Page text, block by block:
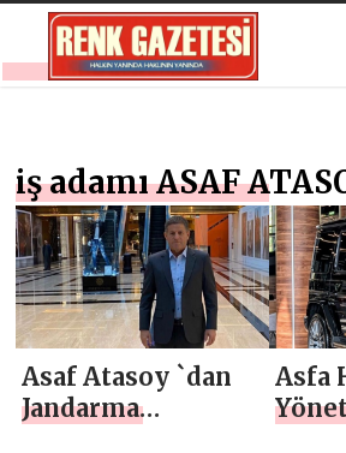
iş adamı ASAF
Asaf Atasoy `dan
Jandarma
Asfa